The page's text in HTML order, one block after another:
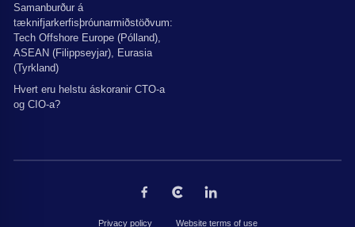
Samanburður á
tæknifjarkerfisþróunarmiðstöðvum:
Tech Offshore Europe (Pólland),
ASEAN (Filippseyjar), Eurasia
(Tyrkland)
Hvert eru helstu áskoranir CTO-a
og CIO-a?
Privacy policy Website terms of use